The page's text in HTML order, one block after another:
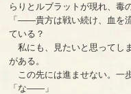
らりとルブラットが現れ、毒
「――貴方は戦い続け、血を
ている？
私にも、見たいと思ってし
がある。
この先には進ませない。一
「な――」